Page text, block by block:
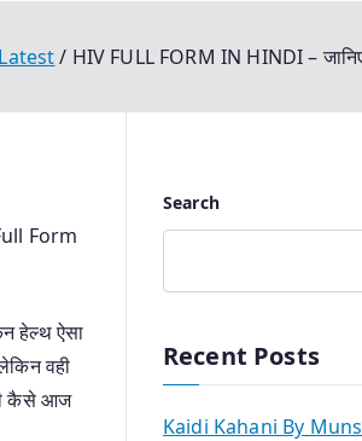
Latest HIV FULL FORM IN HINDI – जानिए
Form
हेल्थ ऐसा
वही
कैसे आज
Search
Recent Posts
Kaidi Kahani By